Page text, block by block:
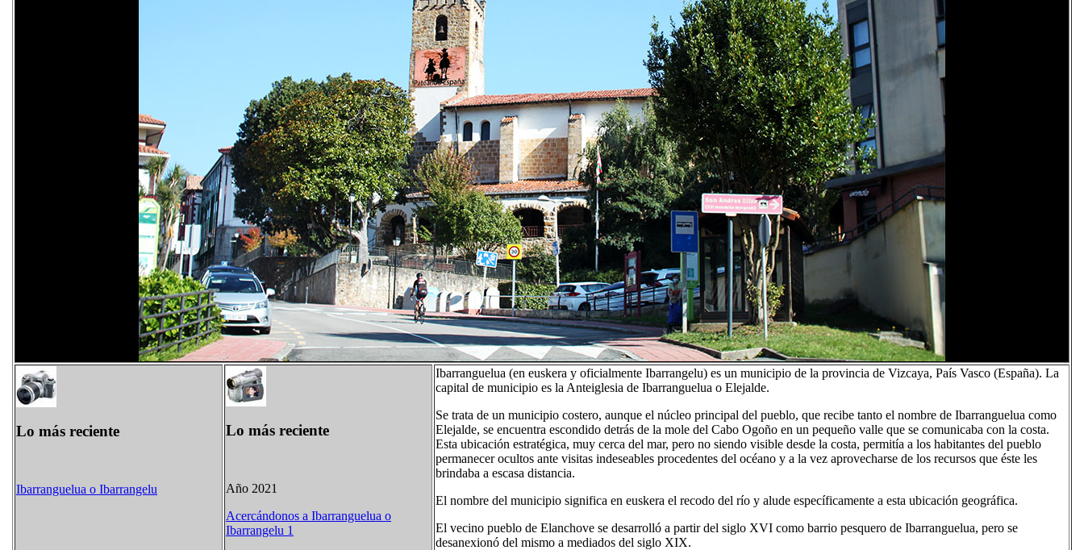
Lo más reciente
Ibarranguelua o Ibarrangelu
Lo más reciente
Año 2021
Acercándonos a Ibarranguelua o
Ibarrangelu 1
Ibarranguelua (en euskera y oficialmente Ibarrangelu) es un municipio de la provincia de Vizcaya, País Vasco (España). La
capital de municipio es la Anteiglesia de Ibarranguelua o Elejalde.
Se trata de un municipio costero, aunque el núcleo principal del pueblo, que recibe tanto el nombre de Ibarranguelua como
Elejalde, se encuentra escondido detrás de la mole del Cabo Ogoño en un pequeño valle que se comunicaba con la costa.
Esta ubicación estratégica, muy cerca del mar, pero no siendo visible desde la costa, permitía a los habitantes del pueblo
permanecer ocultos ante visitas indeseables procedentes del océano y a la vez aprovecharse de los recursos que éste les
brindaba a escasa distancia.
El nombre del municipio significa en euskera el recodo del río y alude específicamente a esta ubicación geográfica.
El vecino pueblo de Elanchove se desarrolló a partir del siglo XVI como barrio pesquero de Ibarranguelua, pero se
desanexionó del mismo a mediados del siglo XIX.